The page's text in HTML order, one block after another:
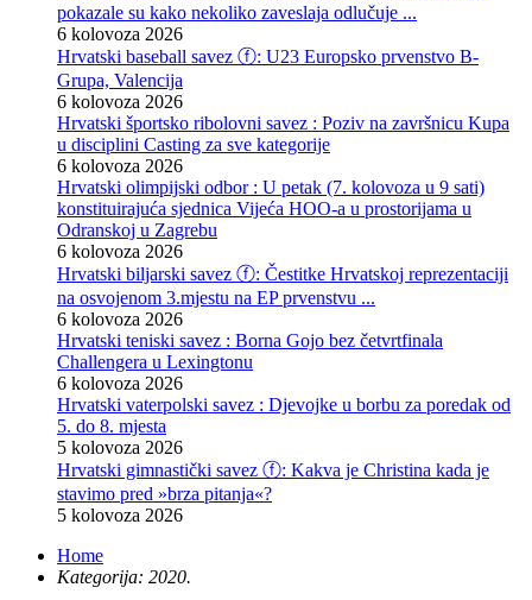
pokazale su kako nekoliko zaveslaja odlučuje ...
6 kolovoza 2026
Hrvatski baseball savez ⓕ: U23 Europsko prvenstvo B-
Grupa, Valencija
6 kolovoza 2026
Hrvatski športsko ribolovni savez : Poziv na završnicu Kupa
u disciplini Casting za sve kategorije
6 kolovoza 2026
Hrvatski olimpijski odbor : U petak (7. kolovoza u 9 sati)
konstituirajuća sjednica Vijeća HOO-a u prostorijama u
Odranskoj u Zagrebu
6 kolovoza 2026
Hrvatski biljarski savez ⓕ: Čestitke Hrvatskoj reprezentaciji
na osvojenom 3.mjestu na EP prvenstvu ...
6 kolovoza 2026
Hrvatski teniski savez : Borna Gojo bez četvrtfinala
Challengera u Lexingtonu
6 kolovoza 2026
Hrvatski vaterpolski savez : Djevojke u borbu za poredak od
5. do 8. mjesta
5 kolovoza 2026
Hrvatski gimnastički savez ⓕ: Kakva je Christina kada je
stavimo pred »brza pitanja«?
5 kolovoza 2026
Home
Kategorija: 2020.